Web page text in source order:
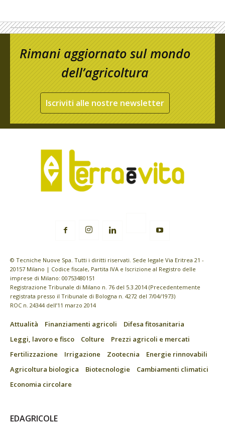
Rimani aggiornato sul mondo
dell’agricoltura
Iscriviti alle nostre newsletter
© Tecniche Nuove Spa. Tutti i diritti riservati. Sede legale Via Eritrea 21 -
20157 Milano | Codice fiscale, Partita IVA e Iscrizione al Registro delle
imprese di Milano: 00753480151
Registrazione Tribunale di Milano n. 76 del 5.3.2014 (Precedentemente
registrata presso il Tribunale di Bologna n. 4272 del 7/04/1973)
ROC n. 24344 dell’11 marzo 2014
Attualità Finanziamenti agricoli
Difesa fitosanitaria
Leggi, lavoro e fisco
Colture
Prezzi agricoli e mercati
Fertilizzazione
Irrigazione Zootecnia
Energie rinnovabili
Agricoltura biologica
Biotecnologie
Cambiamenti climatici
Economia circolare
EDAGRICOLE